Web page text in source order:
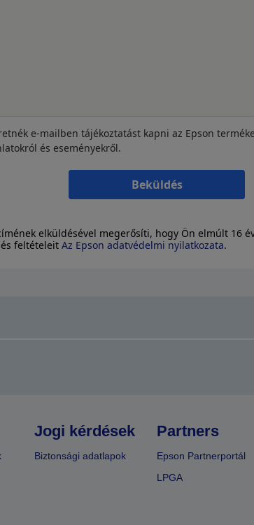
e-mailben tájékoztatást kapni az Epson
és eseményekről.
Beküldés
elküldésével megerősíti, hogy Ön elmúlt 16
feltételeit Az Epson adatvédelmi nyilatkozata.
Jogi kérdések
Biztonsági adatlapok
Partners
Epson Partnerportál
LPGA